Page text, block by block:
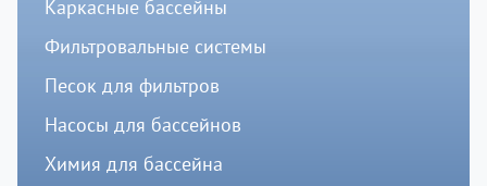
Каркасные бассейны
Фильтровальные системы
Песок для фильтров
Насосы для бассейнов
Химия для бассейна